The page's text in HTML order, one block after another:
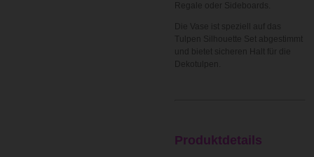
Regale oder Sideboards.
Die Vase ist speziell auf das
Tulpen Silhouette Set abgestimmt
und bietet sicheren Halt für die
Dekotulpen.
Produktdetails